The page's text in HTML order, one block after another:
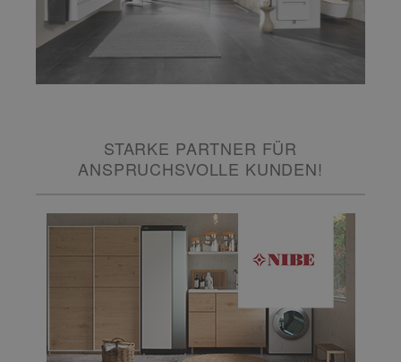
STARKE PARTNER FÜR
ANSPRUCHSVOLLE KUNDEN!